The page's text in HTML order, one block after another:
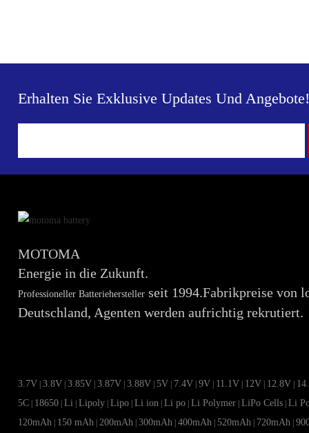
Erhalten Sie Exklusive Updates Und
MOTOMA
Energie in die Zukunft.
Professioneller Batteriehersteller seit 1994.Fabrikpreise von
Deutschland, Agenten werden aufrichtig rekrutiert.
3.7V |3.8V |3.85V |3.87V |3.88V | 5V | 7.4V |9V | 11.1V | 12V | 12.8V |
5C | 18650 |Li |Lipoly |Lipo |Li ion |Li po |Li Polymer |LiPo Cells |Li
120mAh | 150 mAh | 200mAh |300mAh |400mAh | 520mAh | 720mAh |